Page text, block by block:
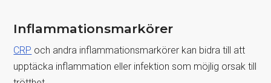
Inflammationsmarkörer
CRP och andra inflammationsmarkörer kan bidra till att
upptäcka inflammation eller infektion som möjlig orsak till